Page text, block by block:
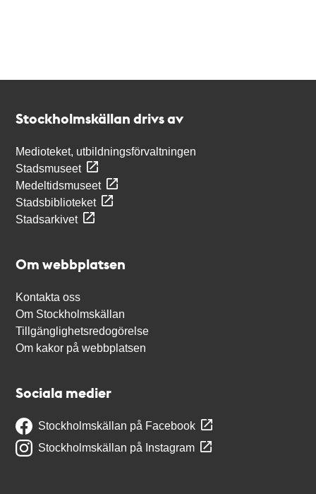
Stockholmskällan drivs av
Medioteket, utbildningsförvaltningen
Stadsmuseet
Medeltidsmuseet
Stadsbiblioteket
Stadsarkivet
Om webbplatsen
Kontakta oss
Om Stockholmskällan
Tillgänglighetsredogörelse
Om kakor på webbplatsen
Sociala medier
Stockholmskällan på Facebook
Stockholmskällan på Instagram